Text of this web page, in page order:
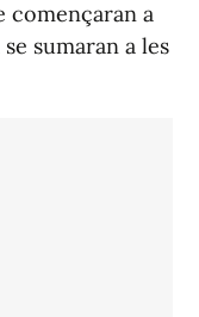
començaran a
sumaran a les